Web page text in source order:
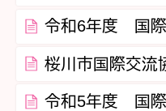
令和6年度 国
桜川市国際交流
令和5年度 国